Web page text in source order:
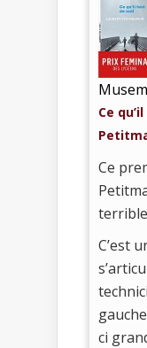
Ce
Ce
C’est
ci